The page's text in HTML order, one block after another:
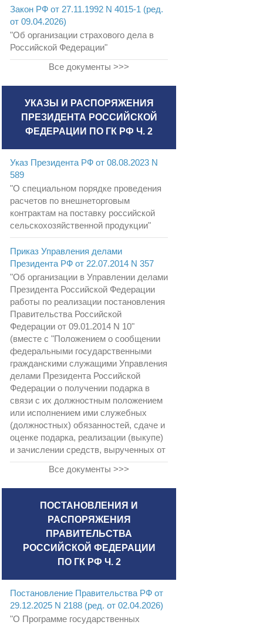
Закон РФ от 27.11.1992 N 4015-1 (ред.
от 09.04.2026)
"Об организации страхового дела в
Российской Федерации"
Все документы >>>
УКАЗЫ И РАСПОРЯЖЕНИЯ
ПРЕЗИДЕНТА РОССИЙСКОЙ
ФЕДЕРАЦИИ ПО ГК РФ Ч. 2
Указ Президента РФ от 08.08.2023 N
589
"О специальном порядке проведения
расчетов по внешнеторговым
контрактам на поставку российской
сельскохозяйственной продукции"
Приказ Управления делами
Президента РФ от 22.07.2014 N 357
"Об организации в Управлении делами
Президента Российской Федерации
работы по реализации постановления
Правительства Российской
Федерации от 09.01.2014 N 10"
(вместе с "Положением о сообщении
федеральными государственными
гражданскими служащими Управления
делами Президента Российской
Федерации о получении подарка в
связи с их должностным положением
или исполнением ими служебных
(должностных) обязанностей, сдаче и
оценке подарка, реализации (выкупе)
и зачислении средств, вырученных от
Все документы >>>
ПОСТАНОВЛЕНИЯ И
РАСПОРЯЖЕНИЯ
ПРАВИТЕЛЬСТВА
РОССИЙСКОЙ ФЕДЕРАЦИИ
ПО ГК РФ Ч. 2
Постановление Правительства РФ от
29.12.2025 N 2188 (ред. от 02.04.2026)
"О Программе государственных